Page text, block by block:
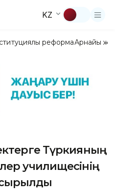
KZ
реформаАрнайы
Түркияның
училищесінің